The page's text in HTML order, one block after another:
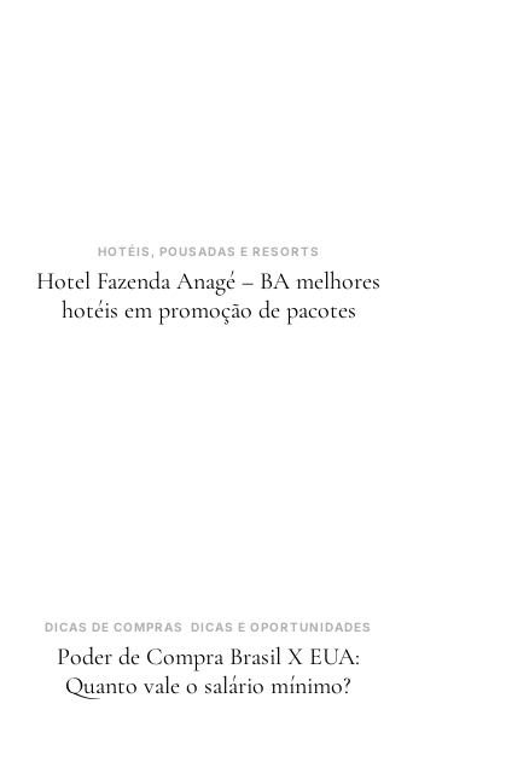
HOTÉIS, POUSADAS E RESORTS
Hotel Fazenda Anagé – BA melhores
hotéis em promoção de pacotes
DICAS DE COMPRAS DICAS E OPORTUNIDADES
Poder de Compra Brasil X EUA:
Quanto vale o salário mínimo?